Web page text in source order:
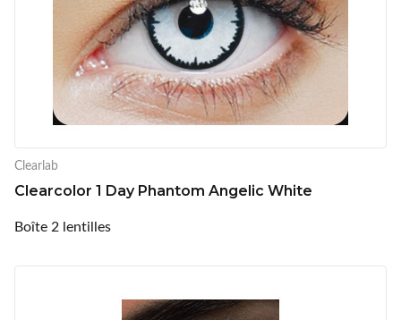
Clearlab
Clearcolor 1 Day Phantom Angelic White
Boîte 2 lentilles